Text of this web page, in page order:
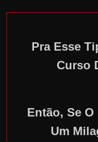
Pra Esse
Curso
Então, Se O
Um